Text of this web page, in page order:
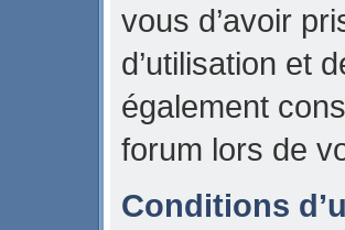
vous d’avoir
d’utilisation et
également
forum lors de
Conditions